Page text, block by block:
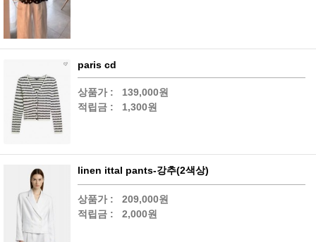
paris cd
상품가 :
139,000원
적립금 :
1,300원
linen ittal pants-강추(2색상)
상품가 :
209,000원
적립금 :
2,000원